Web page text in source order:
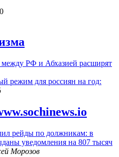
РФ и Абхазией расширят
режим для россиян на год:
рейды по должникам: в
уведомления на 807 тысяч
Морозов